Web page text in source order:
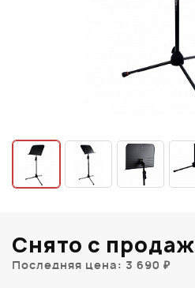
Снято с продаж
Последняя цена: 3 690 ₽